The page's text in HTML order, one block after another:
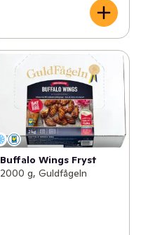
Buffalo Wings Fryst
2000 g, Guldfågeln